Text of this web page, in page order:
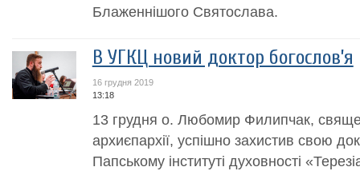
Блаженнішого Святослава.
В УГКЦ новий доктор богослов’я
16 грудня 2019
13:18
13 грудня о. Любомир Филипчак,
архиєпархії, успішно захистив свою
Папському інституті духовності